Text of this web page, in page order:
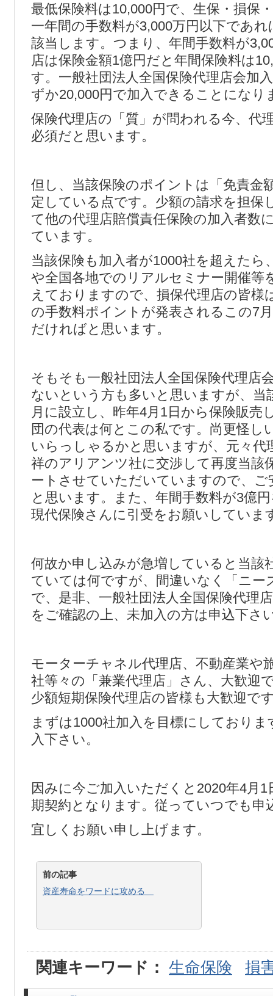
最低保険料は10,000円で、生保・損保
一年間の手数料が3,000万円以下であ
該当します。つまり、年間手数料が
店は保険金額1億円だと年間保険料は
す。一般社団法人全国保険代理店会加
ずか20,000円で加入できることになり
保険代理店の「質」が問われる今、代
必須だと思います。
但し、当該保険のポイントは「免責金
定している点です。少額の請求を担保
て他の代理店賠償責任保険の加入者数
ています。
当該保険も加入者が1000社を超えたら
や全国各地でのリアルセミナー開催等
えておりますので、損保代理店の皆様
の手数料ポイントが発表されるこの7
だければと思います。
そもそも一般社団法人全国保険代理店
ないという方も多いと思いますが、当
月に設立し、昨年4月1日から保険販売
団の代表は何とこの私です。尚更怪し
いらっしゃるかと思いますが、元々代
祥のアリアンツ社に交渉して再度当該
ートさせていただいていますので、
と思います。また、年間手数料が3億
現代保険さんに引受をお願いしていま
何故か申し込みが急増していると当該
ていては何ですが、間違いなく「ニー
で、是非、一般社団法人全国保険代理
をご確認の上、未加入の方は申込下さ
モーターチャネル代理店、不動産業や
社等々の「兼業代理店」さん、大歓迎
少額短期保険代理店の皆様も大歓迎で
まずは1000社加入を目標にしており
入下さい。
因みに今ご加入いただくと2020年4月
期契約となります。従っていつでも申
宜しくお願い申し上げます。
前の記事
資産寿命をワードに攻める
関連キーワード： 生命保険 損